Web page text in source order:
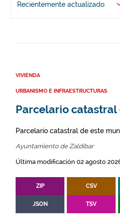
Recientemente actualizado
VIVIENDA
URBANISMO E INFRAESTRUCTURAS
Parcelario
Parcelario catastral de este
Ayuntamiento de Zaldibar
Última modificación 02 agosto
ZIP CSV
JSON TSV